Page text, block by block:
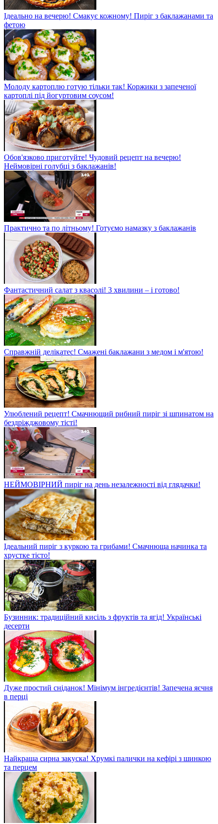
Ідеально на вечерю! Смакує кожному! Пиріг з баклажанами та
фетою
Молоду картоплю готую тільки так! Коржики з запеченої
картоплі під йогуртовим соусом!
Обов'язково приготуйте! Чудовий рецепт на вечерю!
Неймовірні голубці з баклажанів!
Практично та по літньому! Готуємо намазку з баклажанів
Фантастичний салат з квасолі! 3 хвилини – і готово!
Справжній делікатес! Смажені баклажани з медом і м'ятою!
Улюблений рецепт! Смачнющий рибний пиріг зі шпинатом на
бездріжджовому тісті!
НЕЙМОВІРНИЙ пиріг на день незалежності від глядачки!
Ідеальний пиріг з куркою та грибами! Смачнюща начинка та
хрустке тісто!
Бузинник: традиційний кисіль з фруктів та ягід! Українські
десерти
Дуже простий сніданок! Мінімум інгредієнтів! Запечена яєчня
в перці
Найкраща сирна закуска! Хрумкі палички на кефірі з шинкою
та перцем